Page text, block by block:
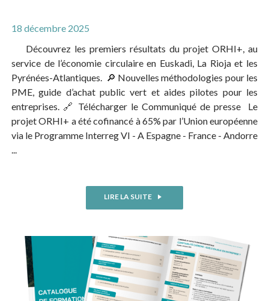
18 décembre 2025
Découvrez les premiers résultats du projet ORHI+, au
service de l’économie circulaire en Euskadi, La Rioja et les
Pyrénées-Atlantiques. 🔎 Nouvelles méthodologies pour les
PME, guide d’achat public vert et aides pilotes pour les
entreprises. 🔗 Télécharger le Communiqué de presse Le
projet ORHI+ a été cofinancé à 65% par l’Union européenne
via le Programme Interreg VI - A Espagne - France - Andorre
...
LIRE LA SUITE